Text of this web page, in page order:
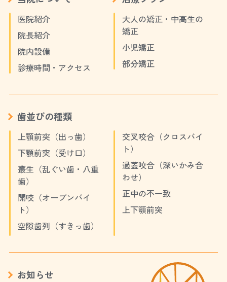
医院紹介
院長紹介
院内設備
診療時間・アクセス
大人の矯正・中高生の
矯正
小児矯正
部分矯正
歯並びの種類
上顎前突（出っ歯）
下顎前突（受け口）
叢生（乱ぐい歯・八重
歯）
開咬（オープンバイ
ト）
空隙歯列（すきっ歯）
交叉咬合（クロスバイ
ト）
過蓋咬合（深いかみ合
わせ）
正中の不一致
上下顎前突
お知らせ